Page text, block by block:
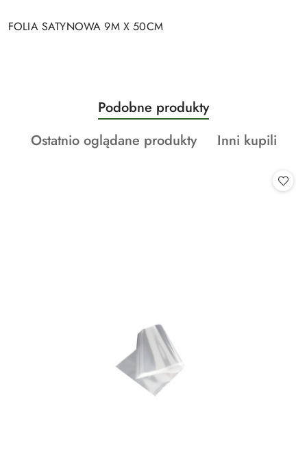
FOLIA SATYNOWA 9M X 50CM
Pomiń karuzelę produktów
Produkty
o
statusie:
Podobne produkty
Produkty
Ostatnio oglądane produkty
Produkty
Inni kupili